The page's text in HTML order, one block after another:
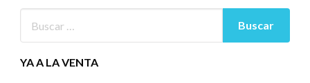
YA A LA VENTA